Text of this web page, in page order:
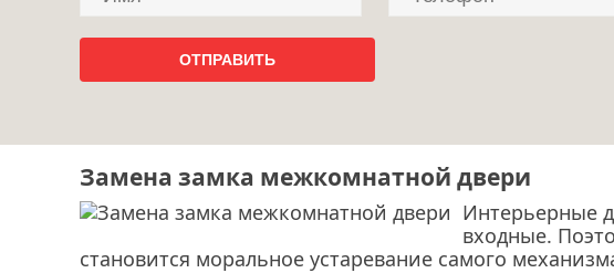
Замена замка межкомнатной двери
Интерьерные
входные.
становится моральное устаревание самого